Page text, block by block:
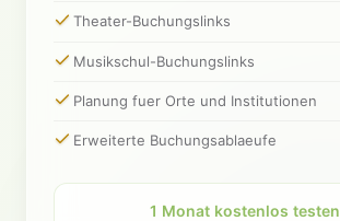
Theater-Buchungslinks
Musikschul-Buchungslinks
Planung fuer Orte und Institutionen
Erweiterte Buchungsablaeufe
1 Monat kostenlos testen